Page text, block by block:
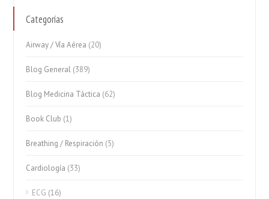
Categorías
Airway / Vía Aérea (20)
Blog General (389)
Blog Medicina Táctica (62)
Book Club (1)
Breathing / Respiración (5)
Cardiología (33)
ECG (16)